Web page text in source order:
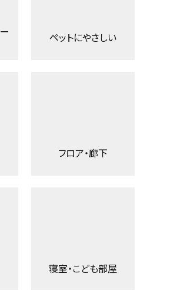
ペットにやさしい
フロア・廊下
寝室・こども部屋